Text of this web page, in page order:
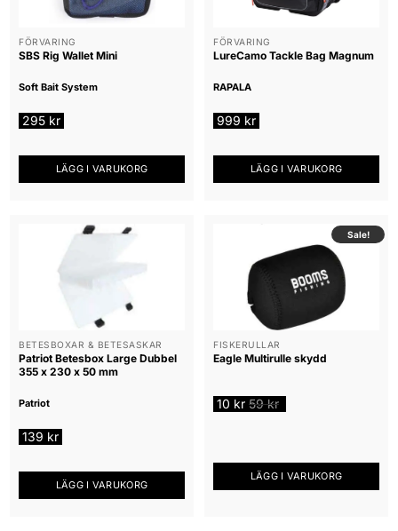
FÖRVARING
SBS Rig Wallet Mini
Soft Bait System
295 kr
LÄGG I VARUKORG
FÖRVARING
LureCamo Tackle Bag Magnum
RAPALA
999 kr
LÄGG I VARUKORG
BETESBOXAR & BETESASKAR
Patriot Betesbox Large Dubbel
355 x 230 x 50 mm
Patriot
139 kr
LÄGG I VARUKORG
Sale!
FISKERULLAR
Eagle Multirulle skydd
10 kr 59kr
LÄGG I VARUKORG